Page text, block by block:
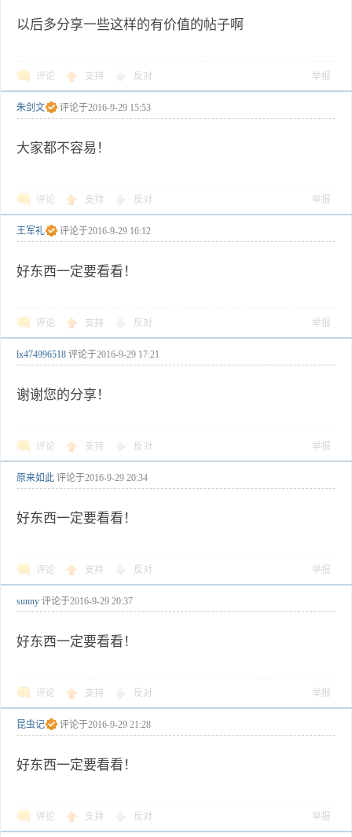
以后多分享一些这样的有价值的帖子啊
评论 支持 反对 举报
朱剑文 评论于2016-9-29 15:53
大家都不容易！
评论 支持 反对 举报
王军礼 评论于2016-9-29 16:12
好东西一定要看看！
评论 支持 反对 举报
lx474996518 评论于2016-9-29 17:21
谢谢您的分享！
评论 支持 反对 举报
原来如此 评论于2016-9-29 20:34
好东西一定要看看！
评论 支持 反对 举报
sunny 评论于2016-9-29 20:37
好东西一定要看看！
评论 支持 反对 举报
昆虫记 评论于2016-9-29 21:28
好东西一定要看看！
评论 支持 反对 举报